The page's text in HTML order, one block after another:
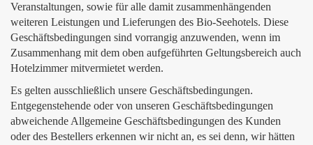
Veranstaltungen, sowie für alle damit zusammenhängenden
weiteren Leistungen und Lieferungen des Bio-Seehotels. Diese
Geschäftsbedingungen sind vorrangig anzuwenden, wenn im
Zusammenhang mit dem oben aufgeführten Geltungsbereich auch
Hotelzimmer mitvermietet werden.
Es gelten ausschließlich unsere Geschäftsbedingungen.
Entgegenstehende oder von unseren Geschäftsbedingungen
abweichende Allgemeine Geschäftsbedingungen des Kunden
oder des Bestellers erkennen wir nicht an, es sei denn, wir hätten